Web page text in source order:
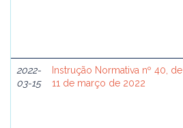
2022-
03-15
Instrução Normativa nº 40, de
11 de março de 2022